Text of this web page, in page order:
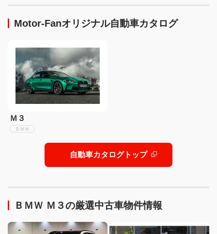
ー オールカタログ】
Motor-Fanオリジナル自動車カタログ
Ｍ３
ＢＭＷ
自動車カタログトップ
ＢＭＷ Ｍ３の厳選中古車物件情報